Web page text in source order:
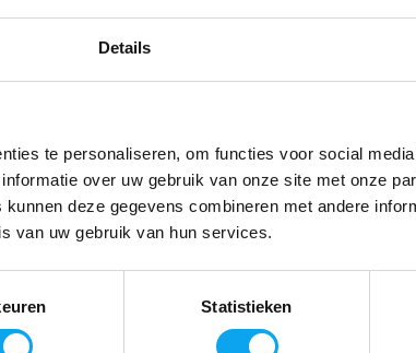
Details
te personaliseren, om functies voor social
over uw gebruik van onze site met onze
deze gegevens combineren met andere
van uw gebruik van hun services.
Statistieken
houding
van 78 tot 93
u altijd een
lopen. Dit
geleverd
uitbreiden, dan
boodschappentas
Deliverytime